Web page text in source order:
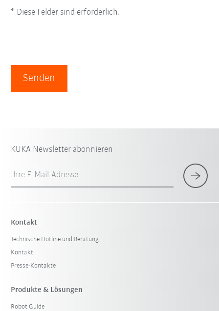
* Diese Felder sind erforderlich.
Senden
KUKA Newsletter abonnieren
Ihre E-Mail-Adresse
Kontakt
Technische Hotline und Beratung
Kontakt
Presse-Kontakte
Produkte & Lösungen
Robot Guide